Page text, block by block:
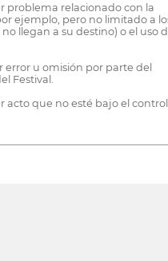
problema relacionado con la
ejemplo, pero no limitado a
llegan a su destino) o el uso
error u omisión por parte del
Festival.
acto que no esté bajo el control